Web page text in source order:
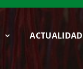
ACTUALIDAD